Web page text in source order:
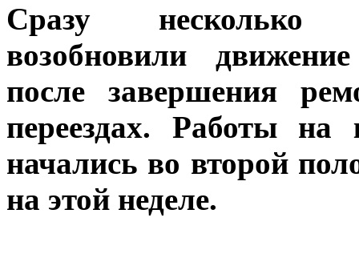
Сразу несколько
возобновили
после завершения
переездах. Работы на
начались во второй
на этой неделе.